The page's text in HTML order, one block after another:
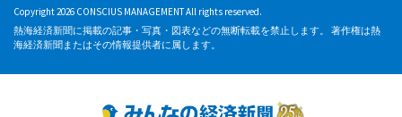
Copyright 2026 CONSCIUS MANAGEMENT All rights reserved.
熱海経済新聞に掲載の記事・写真・図表などの無断転載を禁止します。 著作権は熱
海経済新聞またはその情報提供者に属します。